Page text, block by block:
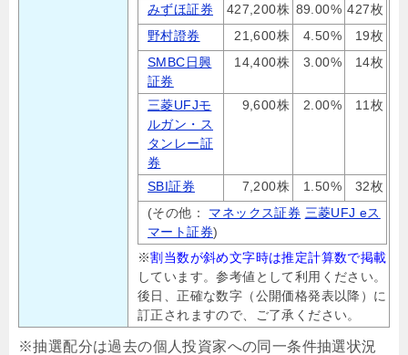
みずほ証券
427,200株 89.00% 427枚
野村證券
21,600株 4.50%
19枚
SMBC日興
証券
14,400株 3.00% 14枚
三菱UFJモ
ルガン・ス
タンレー証
券
9,600株 2.00% 11枚
SBI証券 7,200株 1.50%
32枚
(その他： マネックス証券 三菱UFJ eス
マート証券)
※割当数が斜め文字時は推定計算数で掲載
しています。参考値として利用ください。
後日、正確な数字（公開価格発表以降）に
訂正されますので、ご了承ください。
※抽選配分は過去の個人投資家への同一条件抽選状況